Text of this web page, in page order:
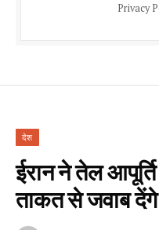
Privacy
देश
ईरान ने तेल
ताकत से जवाब